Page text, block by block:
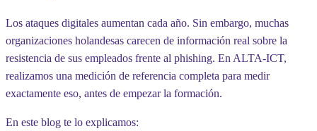
Los ataques digitales aumentan cada año. Sin embargo, muchas
organizaciones holandesas carecen de información real sobre la
resistencia de sus empleados frente al phishing. En ALTA-ICT,
realizamos una medición de referencia completa para medir
exactamente eso, antes de empezar la formación.
En este blog te lo explicamos: